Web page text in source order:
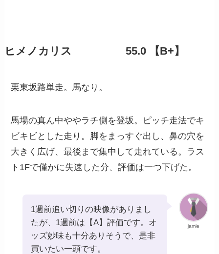
ヒメノカリス 55.0 【B+】
栗東坂路単走。馬なり。
馬場の真ん中ややラチ側を登坂。ピッチ走法でキ
ビキビとした走り。脚をまっすぐ出し、鼻の穴を
大きく広げ、最後まで集中して走れている。ラス
ト1Fで僅かに失速した分、評価は一つ下げた。
jamie
1週前追い切りの映像がありまし
たが、1週前は【A】評価です。オ
ッズ妙味も十分ありそうで、是非
買いたい一頭です。